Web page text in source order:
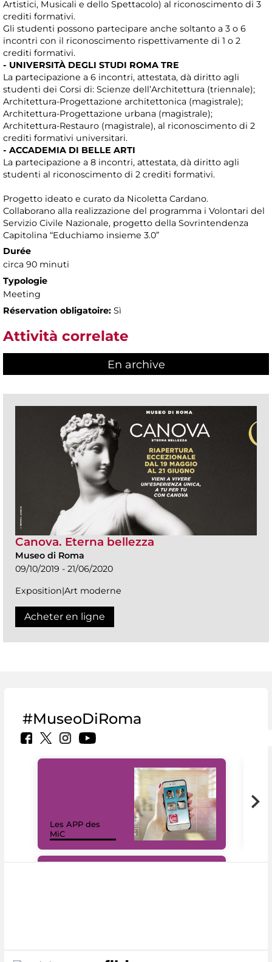
Artistici, Musicali e dello Spettacolo) al riconoscimento di 3
crediti formativi.
Gli studenti possono partecipare anche soltanto a 3 o 6
incontri con il riconoscimento rispettivamente di 1 o 2
crediti formativi.
- UNIVERSITÀ DEGLI STUDI ROMA TRE
La partecipazione a 6 incontri, attestata, dà diritto agli
studenti dei Corsi di: Scienze dell’Architettura (triennale);
Architettura-Progettazione architettonica (magistrale);
Architettura-Progettazione urbana (magistrale);
Architettura-Restauro (magistrale), al riconoscimento di 2
crediti formativi universitari.
- ACCADEMIA DI BELLE ARTI
La partecipazione a 8 incontri, attestata, dà diritto agli
studenti al riconoscimento di 2 crediti formativi.
Progetto ideato e curato da Nicoletta Cardano.
Collaborano alla realizzazione del programma i Volontari del
Servizio Civile Nazionale, progetto della Sovrintendenza
Capitolina “Educhiamo insieme 3.0”
Durée
circa 90 minuti
Typologie
Meeting
Réservation obligatoire: Sì
Attività correlate
En archive
Canova. Eterna bellezza
Museo di Roma
09/10/2019 - 21/06/2020
Exposition|Art moderne
Acheter en ligne
#MuseoDiRoma
Les APP des
MiC